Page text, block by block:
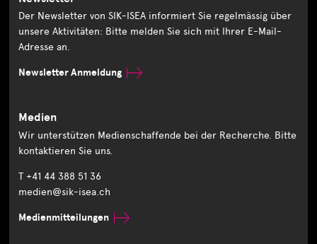
Der Newsletter von SIK-ISEA informiert Sie regelmässig über
unsere Aktivitäten: Bitte melden Sie sich mit Ihrer E-Mail-
Adresse an.
Newsletter Anmeldung
Medien
Wir unterstützen Medienschaffende bei der Recherche. Bitte
kontaktieren Sie uns.
T +41 44 388 51 36
medien@sik-isea.ch
Medienmitteilungen